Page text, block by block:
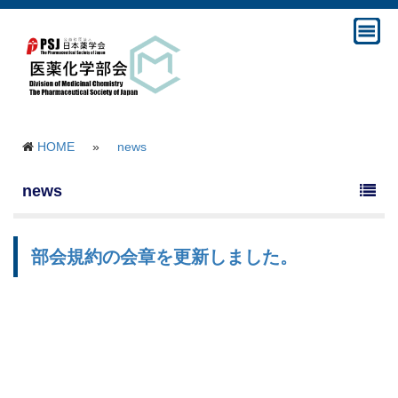
HOME » news
news
部会規約の会章を更新しました。